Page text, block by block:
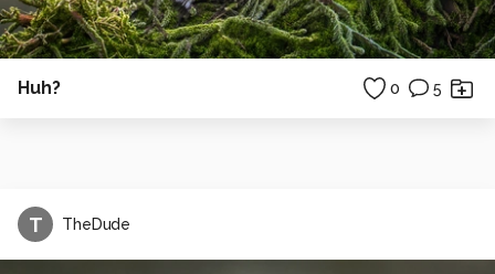
Huh? 0 5
T TheDude